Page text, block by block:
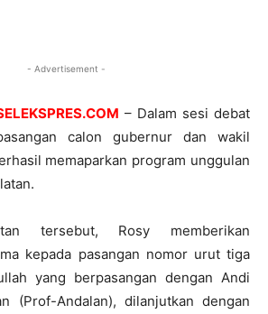
- Advertisement -
– Dalam sesi debat
calon gubernur dan wakil
memaparkan program unggulan
tersebut, Rosy memberikan
kepada pasangan nomor urut tiga
yang berpasangan dengan Andi
(Prof-Andalan), dilanjutkan dengan